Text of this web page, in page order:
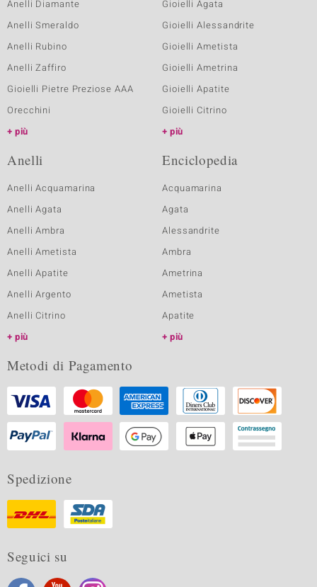
Anelli Diamante
Anelli Smeraldo
Anelli Rubino
Anelli Zaffiro
Gioielli Pietre Preziose AAA
Orecchini
più
Gioielli Agata
Gioielli Alessandrite
Gioielli Ametista
Gioielli Ametrina
Gioielli Apatite
Gioielli Citrino
più
Anelli
Anelli Acquamarina
Anelli Agata
Anelli Ambra
Anelli Ametista
Anelli Apatite
Anelli Argento
Anelli Citrino
più
Enciclopedia
Acquamarina
Agata
Alessandrite
Ambra
Ametrina
Ametista
Apatite
più
Metodi di Pagamento
Spedizione
Seguici su